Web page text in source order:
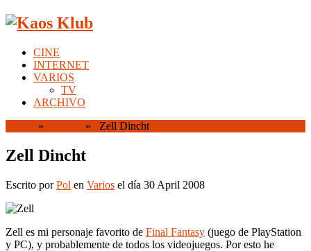
CINE
INTERNET
VARIOS
TV
ARCHIVO
» » Zell Dincht
Zell Dincht
Escrito porPol en Varios el día 30 April 2008
Zell es mi personaje favorito de Final Fantasy (juego de PlayStation
y PC), y probablemente de todos los videojuegos. Por esto he